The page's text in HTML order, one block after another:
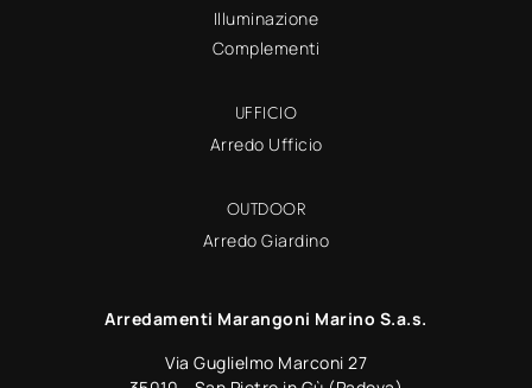
Illuminazione
Complementi
UFFICIO
Arredo Ufficio
OUTDOOR
Arredo Giardino
Arredamenti Marangoni Marino S.a.s.
Via Guglielmo Marconi 27